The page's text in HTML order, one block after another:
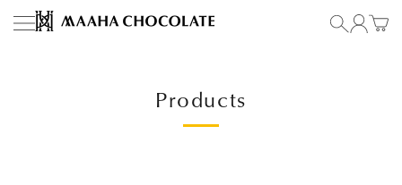
コンテンツにスキップ
MAAHA CHOCOLATE
Products